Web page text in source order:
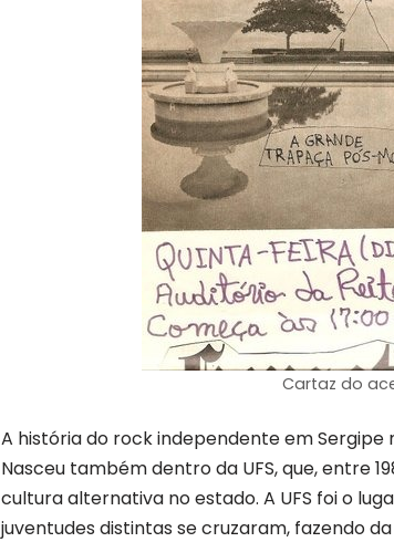
Cartaz do
A história do rock independente em Sergipe
Nasceu também dentro da UFS, que, entre
cultura alternativa no estado. A UFS foi o
juventudes distintas se cruzaram, fazendo